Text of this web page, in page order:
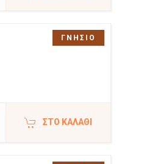
ΣΤΟ ΚΑΛΆΘΙ
ΓΝΗΣΙΟ